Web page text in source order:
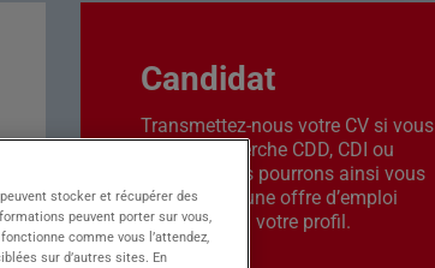
Candidat
Transmettez-nous votre CV si vous
êtes en recherche CDD, CDI ou
intérim. Nous pourrons ainsi vous
contacter si une offre d’emploi
correspond à votre profil.
stocker et récupérer des
peuvent porter sur vous,
comme vous l’attendez,
sur d’autres sites. En